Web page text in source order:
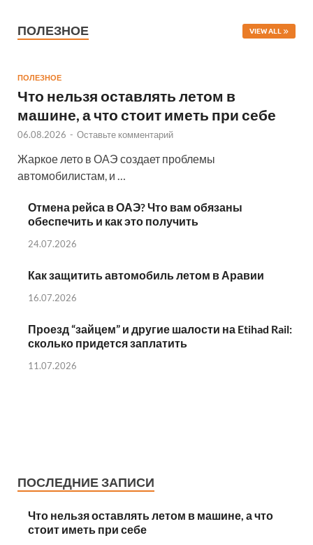
ПОЛЕЗНОЕ VIEW ALL
ПОЛЕЗНОЕ
Что нельзя оставлять летом в
машине, а что стоит иметь при себе
06.08.2026 - Оставьте комментарий
Жаркое лето в ОАЭ создает проблемы
автомобилистам, и …
Отмена рейса в ОАЭ? Что вам обязаны
обеспечить и как это получить
24.07.2026
Как защитить автомобиль летом в Аравии
16.07.2026
Проезд “зайцем” и другие шалости на Etihad Rail:
сколько придется заплатить
11.07.2026
ПОСЛЕДНИЕ ЗАПИСИ
Что нельзя оставлять летом в машине, а что
стоит иметь при себе